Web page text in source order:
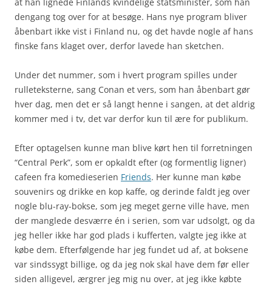
at han lignede Finlands kvindelige statsminister, som han
dengang tog over for at besøge. Hans nye program bliver
åbenbart ikke vist i Finland nu, og det havde nogle af hans
finske fans klaget over, derfor lavede han sketchen.
Under det nummer, som i hvert program spilles under
rulleteksterne, sang Conan et vers, som han åbenbart gør
hver dag, men det er så langt henne i sangen, at det aldrig
kommer med i tv, det var derfor kun til ære for publikum.
Efter optagelsen kunne man blive kørt hen til forretningen
“Central Perk”, som er opkaldt efter (og formentlig ligner)
cafeen fra komedieserien Friends. Her kunne man købe
souvenirs og drikke en kop kaffe, og derinde faldt jeg over
nogle blu-ray-bokse, som jeg meget gerne ville have, men
der manglede desværre én i serien, som var udsolgt, og da
jeg heller ikke har god plads i kufferten, valgte jeg ikke at
købe dem. Efterfølgende har jeg fundet ud af, at boksene
var sindssygt billige, og da jeg nok skal have dem før eller
siden alligevel, ærgrer jeg mig nu over, at jeg ikke købte